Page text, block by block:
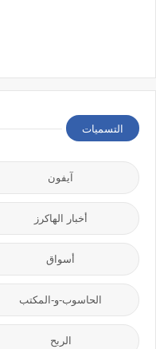
التسميات
آيفون
أخبار الهاكرز
أسواق
الحاسوب-و-المكتب
الربح